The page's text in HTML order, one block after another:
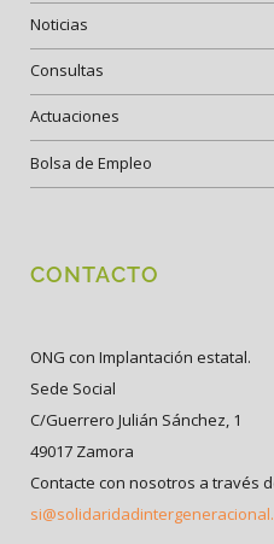
Noticias
Consultas
Actuaciones
Bolsa de Empleo
CONTACTO
ONG con Implantación estatal.
Sede Social
C/Guerrero Julián Sánchez, 1
49017 Zamora
Contacte con nosotros a través